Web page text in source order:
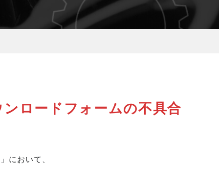
ンロードフォームの不具合
において、